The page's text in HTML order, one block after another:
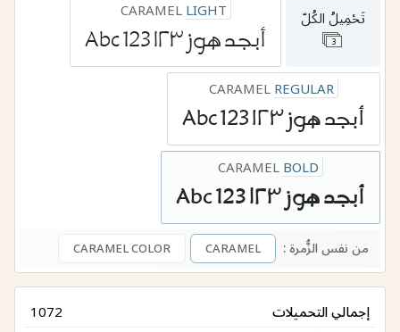
تَحْمِيلُ الكُلّ
3
CARAMEL LIGHT
أبجد هوز ١٢٣ 123 Abc
CARAMEL REGULAR
أبجد هوز ١٢٣ 123 Abc
CARAMEL BOLD
أبجد هوز ١٢٣ 123 Abc
من نفس الزُّمرة : CARAMEL
CARAMEL COLOR
إجمالي التحميلات
1072